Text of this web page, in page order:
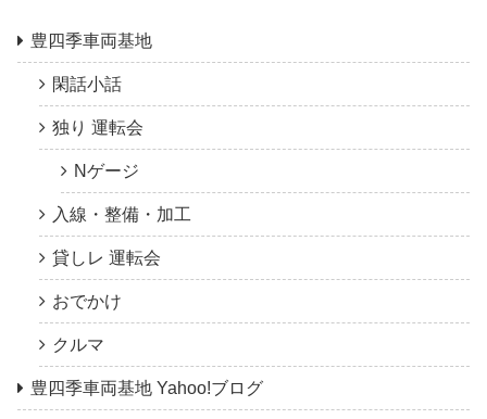
豊四季車両基地
閑話小話
独り 運転会
Nゲージ
入線・整備・加工
貸しレ 運転会
おでかけ
クルマ
豊四季車両基地 Yahoo!ブログ